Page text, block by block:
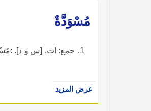
مُسْوَدَّةٌ
جمع: ات. [س و د].
عرض المزيد